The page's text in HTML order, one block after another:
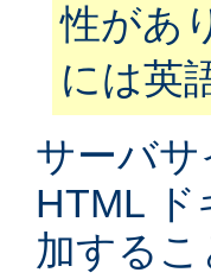
性があ
には英
サーバ
HTML
加するこ